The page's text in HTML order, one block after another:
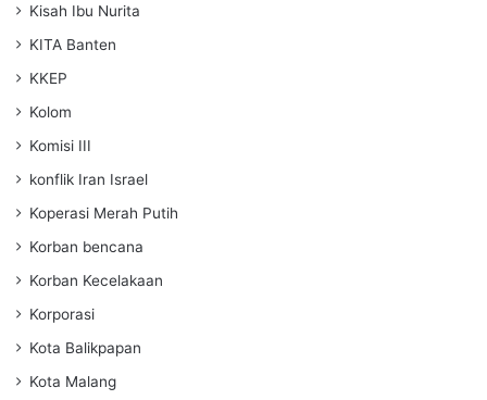
Kisah Ibu Nurita
KITA Banten
KKEP
Kolom
Komisi III
konflik Iran Israel
Koperasi Merah Putih
Korban bencana
Korban Kecelakaan
Korporasi
Kota Balikpapan
Kota Malang